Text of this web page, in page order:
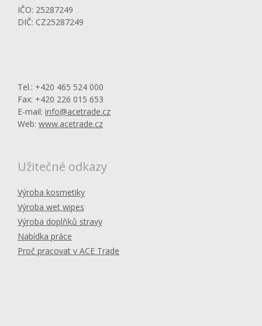
IČO: 25287249
DIČ: CZ25287249
Tel.: +420 465 524 000
Fax: +420 226 015 653
E-mail: info@acetrade.cz
Web: www.acetrade.cz
Užitečné odkazy
Výroba kosmetiky
Výroba wet wipes
Výroba doplňků stravy
Nabídka práce
Proč pracovat v ACE Trade